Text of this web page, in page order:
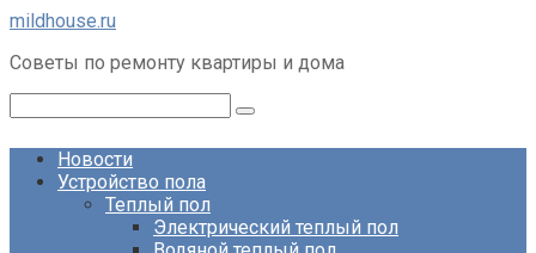
Перейти
контенту
mildhouse.ru
Советы по ремонту квартиры и дома
Новости
Устройство пола
Теплый пол
Электрический теплый пол